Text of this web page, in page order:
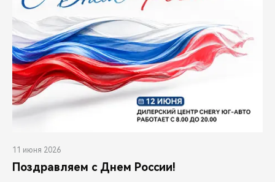
11 июня 2026
Поздравляем с Днем России!